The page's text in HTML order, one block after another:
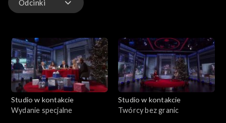
Odcinki
Studio w kontakcie
Wydanie specjalne
Studio w kontakcie
Twórcy bez granic